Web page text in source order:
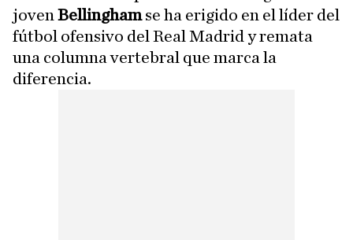
joven Bellinghamse ha erigido en el líder del
fútbol ofensivo del Real Madrid y remata
una columna vertebral que marca la
diferencia.